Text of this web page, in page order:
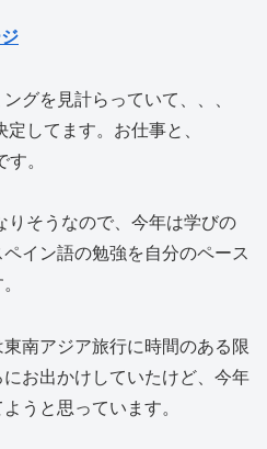
グを見計らっていて、、、
してます。お仕事と、
。
りそうなので、今年は学びの
イン語の勉強を自分のペース
南アジア旅行に時間のある限
お出かけしていたけど、今年
うと思っています。